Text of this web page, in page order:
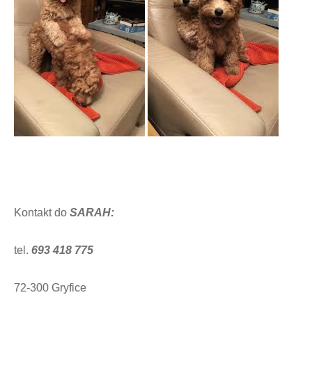
Kontakt do SARAH:
tel. 693 418 775
72-300 Gryfice